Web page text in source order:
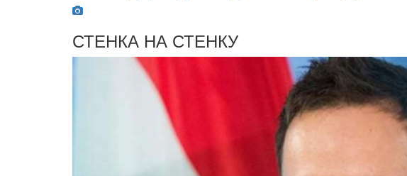
СТЕНКА НА СТЕНКУ